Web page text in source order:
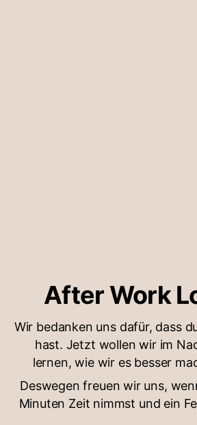
After Work
Wir bedanken uns dafür, dass
hast. Jetzt wollen wir im
lernen, wie wir es besser
Deswegen freuen wir uns,
Minuten Zeit nimmst und ein